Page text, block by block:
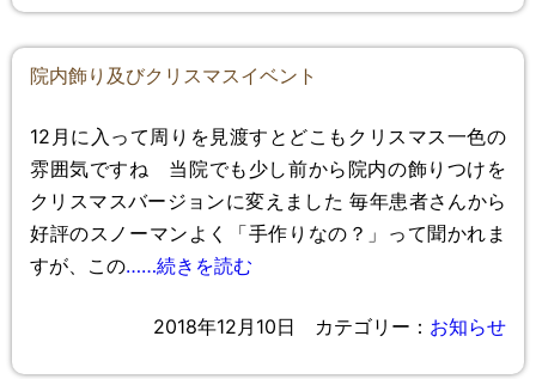
院内飾り及びクリスマスイベント
12月に入って周りを見渡すとどこもクリスマス一色の
雰囲気ですね 当院でも少し前から院内の飾りつけを
クリスマスバージョンに変えました 毎年患者さんから
好評のスノーマンよく「手作りなの？」って聞かれま
すが、この……続きを読む
2018年12月10日 カテゴリー： お知らせ